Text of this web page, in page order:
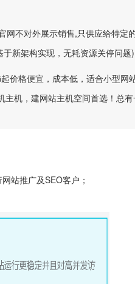
不对外展示销售,只供应给特定
新架构实现，无耗资源关停问题)
价格便宜，成本低，适合小型网
机，建网站主机空间首选！总有
站推广及SEO客户；